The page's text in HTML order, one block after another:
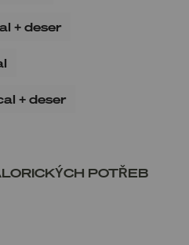
+ deser
+ deser
POTŘEB